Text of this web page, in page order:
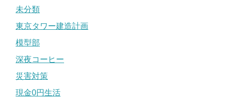
未分類
東京タワー建造計画
模型部
深夜コーヒー
災害対策
現金0円生活